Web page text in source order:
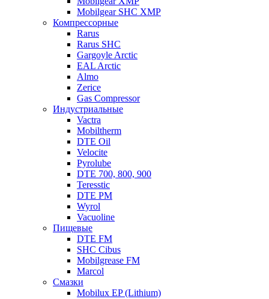
Mobilgear SHC XMP
Компрессорные
Rarus
Rarus SHC
Gargoyle Arctic
EAL Arctic
Almo
Zerice
Gas Compressor
Индустриальные
Vactra
Mobiltherm
DTE Oil
Velocite
Pyrolube
DTE 700, 800, 900
Teresstic
DTE PM
Wyrol
Vacuoline
Пищевые
DTE FM
SHC Cibus
Mobilgrease FM
Marcol
Смазки
Mobilux EP (Lithium)